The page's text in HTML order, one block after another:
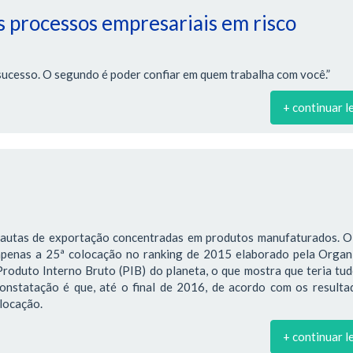
processos empresariais em risco
O segundo é poder confiar em quem trabalha com você.”
+ continuar
de exportação concentradas em produtos manufaturados.
a 25ª colocação no ranking de 2015 elaborado pela
Interno Bruto (PIB) do planeta, o que mostra que teria
é que, até o final de 2016, de acordo com os
+ continuar